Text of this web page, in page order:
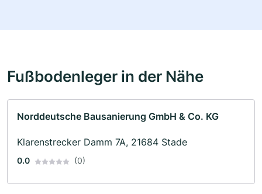
Fußbodenleger in der Nähe
Norddeutsche Bausanierung GmbH & Co. KG
Klarenstrecker Damm 7A, 21684 Stade
0.0 (0)